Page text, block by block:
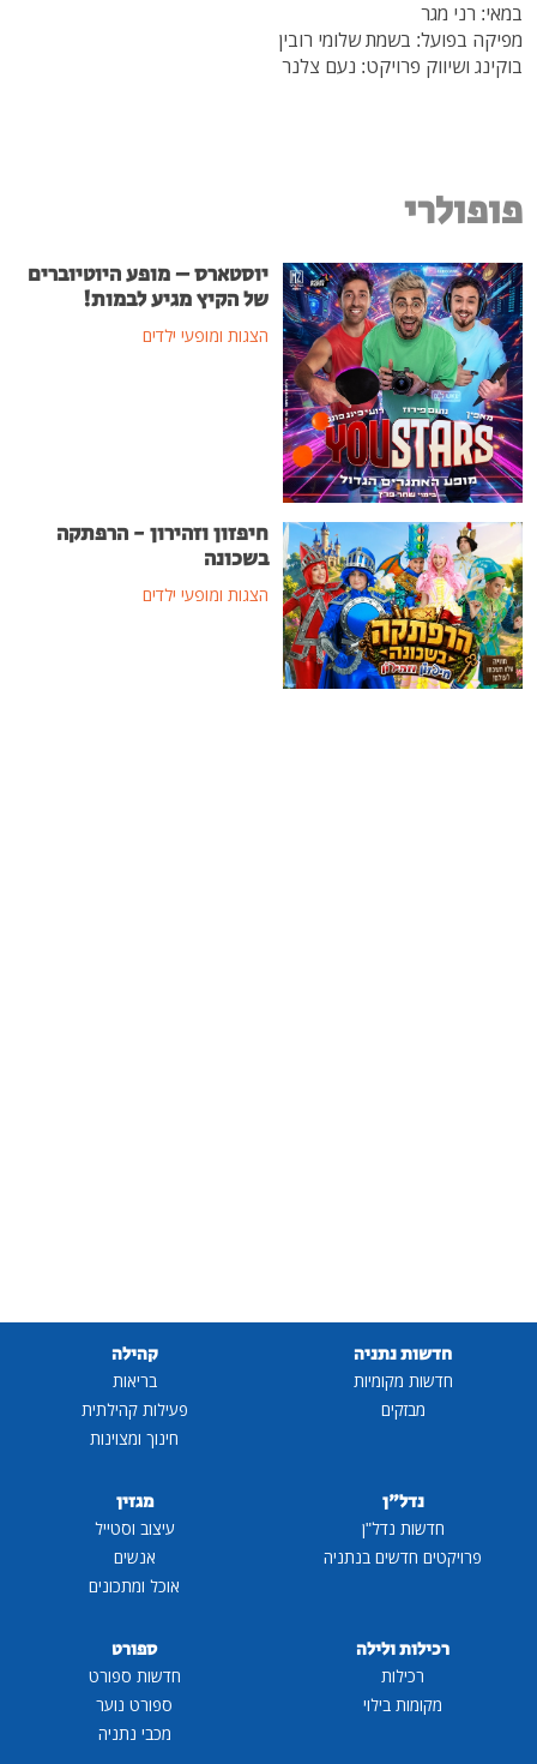
במאי: רני מגר
מפיקה בפועל: בשמת שלומי רובין
בוקינג ושיווק פרויקט: נעם צלנר
פופולרי
יוסטארס – מופע היוטיוברים
של הקיץ מגיע לבמות!
הצגות ומופעי ילדים
חיפזון וזהירון - הרפתקה
בשכונה
הצגות ומופעי ילדים
חדשות נתניה
חדשות מקומיות
מבזקים
קהילה
בריאות
פעילות קהילתית
חינוך ומצוינות
נדל"ן
חדשות נדל"ן
פרויקטים חדשים בנתניה
מגזין
עיצוב וסטייל
אנשים
אוכל ומתכונים
רכילות ולילה
רכילות
מקומות בילוי
ספורט
חדשות ספורט
ספורט נוער
מכבי נתניה